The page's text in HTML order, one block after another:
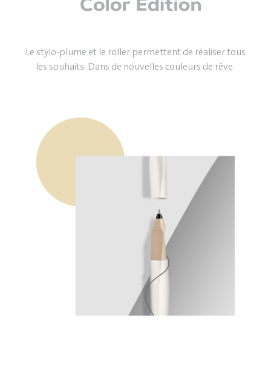
Le stylo-plume et le roller permettent de réaliser tous
les souhaits. Dans de nouvelles couleurs de rêve.